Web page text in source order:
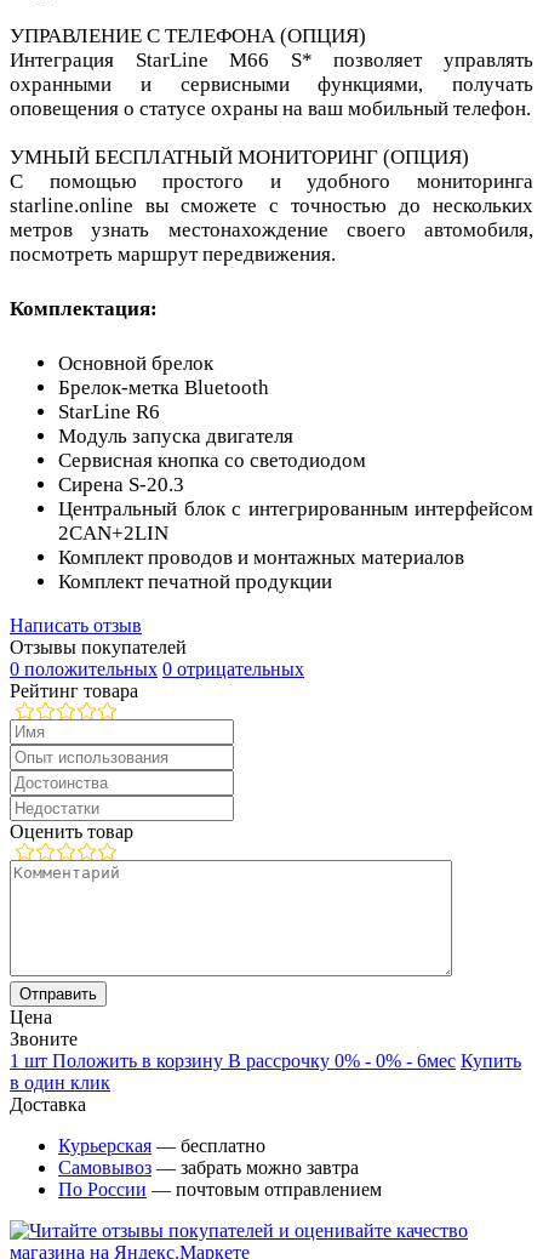
УПРАВЛЕНИЕ С ТЕЛЕФОНА (ОПЦИЯ)
Интеграция StarLine M66 S* позволяет управлять
охранными и сервисными функциями, получать
оповещения о статусе охраны на ваш мобильный телефон.
УМНЫЙ БЕСПЛАТНЫЙ МОНИТОРИНГ (ОПЦИЯ)
С помощью простого и удобного мониторинга
starline.online вы сможете с точностью до нескольких
метров узнать местонахождение своего автомобиля,
посмотреть маршрут передвижения.
Комплектация:
Основной брелок
Брелок-метка Bluetooth
StarLine R6
Модуль запуска двигателя
Сервисная кнопка со светодиодом
Сирена S-20.3
Центральный блок с интегрированным интерфейсом
2CAN+2LIN
Комплект проводов и монтажных материалов
Комплект печатной продукции
Написать отзыв
Отзывы покупателей
0 положительных 0 отрицательных
Рейтинг товара
Оценить товар
Цена
Звоните
1 шт Положить в корзину В рассрочку 0% - 0% - 6мес Купить
в один клик
Доставка
Курьерская — бесплатно
Самовывоз — забрать можно завтра
По России — почтовым отправлением